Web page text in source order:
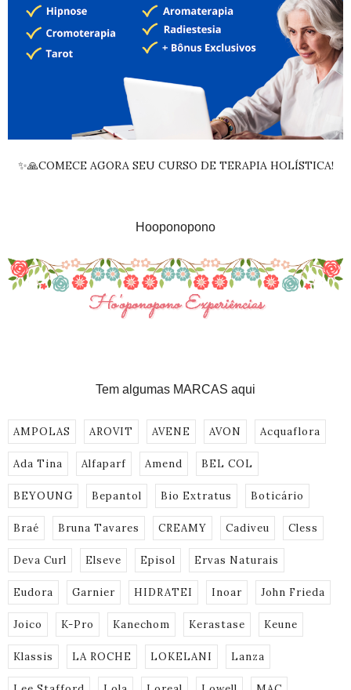
✨🙏COMECE AGORA SEU CURSO DE TERAPIA HOLÍSTICA!
Hooponopono
Tem algumas MARCAS aqui
AMPOLAS AROVIT AVENE AVON Acquaflora
Ada Tina Alfaparf Amend BEL COL
BEYOUNG Bepantol Bio Extratus Boticário
Braé Bruna Tavares CREAMY Cadiveu Cless
Deva Curl Elseve Episol Ervas Naturais
Eudora Garnier HIDRATEI Inoar John Frieda
Joico K-Pro Kanechom Kerastase Keune
Klassis LA ROCHE LOKELANI Lanza